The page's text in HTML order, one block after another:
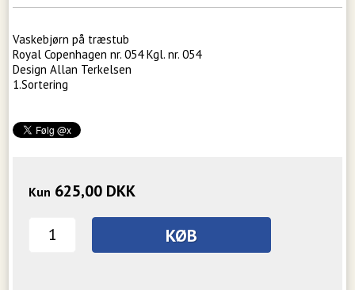
Vaskebjørn på træstub
Royal Copenhagen nr. 054 Kgl. nr. 054
Design Allan Terkelsen
1.Sortering
Kun 625,00 DKK
KØB